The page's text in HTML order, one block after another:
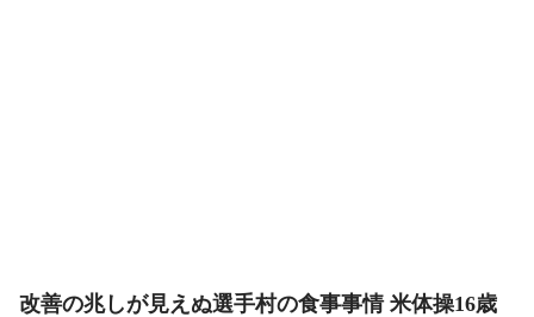
改善の兆しが見えぬ選手村の食事事情 米体操16歳